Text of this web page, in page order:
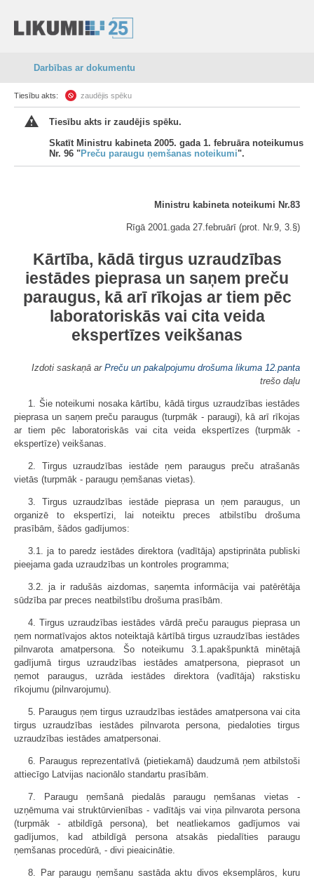
Darbības ar dokumentu
Tiesību akts: zaudējis spēku
Tiesību akts ir zaudējis spēku.
Skatīt Ministru kabineta 2005. gada 1. februāra noteikumus
Nr. 96 "Preču paraugu ņemšanas noteikumi".
Ministru kabineta noteikumi Nr.83
Rīgā 2001.gada 27.februārī (prot. Nr.9, 3.§)
Kārtība, kādā tirgus uzraudzības
iestādes pieprasa un saņem preču
paraugus, kā arī rīkojas ar tiem pēc
laboratoriskās vai cita veida
ekspertīzes veikšanas
Izdoti saskaņā ar Preču un pakalpojumu drošuma likuma 12.panta
trešo daļu
1. Šie noteikumi nosaka kārtību, kādā tirgus uzraudzības iestādes
pieprasa un saņem preču paraugus (turpmāk - paraugi), kā arī rīkojas
ar tiem pēc laboratoriskās vai cita veida ekspertīzes (turpmāk -
ekspertīze) veikšanas.
2. Tirgus uzraudzības iestāde ņem paraugus preču atrašanās
vietās (turpmāk - paraugu ņemšanas vietas).
3. Tirgus uzraudzības iestāde pieprasa un ņem paraugus, un
organizē to ekspertīzi, lai noteiktu preces atbilstību drošuma
prasībām, šādos gadījumos:
3.1. ja to paredz iestādes direktora (vadītāja) apstiprināta publiski
pieejama gada uzraudzības un kontroles programma;
3.2. ja ir radušās aizdomas, saņemta informācija vai patērētāja
sūdzība par preces neatbilstību drošuma prasībām.
4. Tirgus uzraudzības iestādes vārdā preču paraugus pieprasa un
ņem normatīvajos aktos noteiktajā kārtībā tirgus uzraudzības iestādes
pilnvarota amatpersona. Šo noteikumu 3.1.apakšpunktā minētajā
gadījumā tirgus uzraudzības iestādes amatpersona, pieprasot un
ņemot paraugus, uzrāda iestādes direktora (vadītāja) rakstisku
rīkojumu (pilnvarojumu).
5. Paraugus ņem tirgus uzraudzības iestādes amatpersona vai cita
tirgus uzraudzības iestādes pilnvarota persona, piedaloties tirgus
uzraudzības iestādes amatpersonai.
6. Paraugus reprezentatīvā (pietiekamā) daudzumā ņem atbilstoši
attiecīgo Latvijas nacionālo standartu prasībām.
7. Paraugu ņemšanā piedalās paraugu ņemšanas vietas -
uzņēmuma vai struktūrvienības - vadītājs vai viņa pilnvarota persona
(turpmāk - atbildīgā persona), bet neatliekamos gadījumos vai
gadījumos, kad atbildīgā persona atsakās piedalīties paraugu
ņemšanas procedūrā, - divi pieaicinātie.
8. Par paraugu ņemšanu sastāda aktu divos eksemplāros, kuru